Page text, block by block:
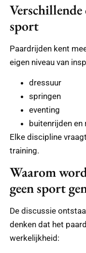
sport
Paardrijden kent
eigen niveau van
dressuur
springen
eventing
buitenrijden
Elke discipline
training.
Waarom
geen sport
De discussie
denken dat het
werkelijkheid: